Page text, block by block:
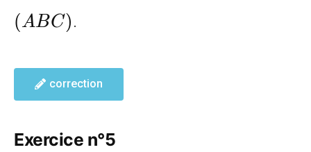
(ABC) .
correction
Exercice n°5